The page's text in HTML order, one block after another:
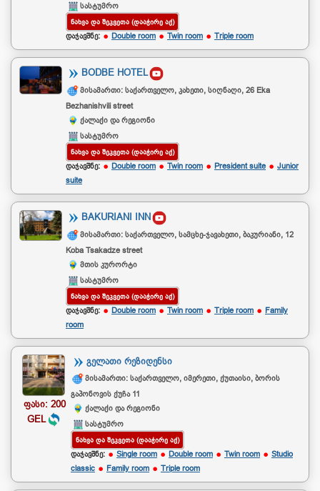
სასტუმრო
ᲜᲐᲮᲕᲐ ᲓᲐ ᲨᲔᲙᲕᲔᲗᲐ (ᲓᲐᲐᲭᲘᲠᲔ ᲐᲥ)
დაჯავშნე: Double room Twin room Triple room
BODBE HOTEL
მისამართი: საქართველო, კახეთი, სიღნაღი, 26 Eka
Bezhanishvili street
ქალაქი და რეგიონი
სასტუმრო
ᲜᲐᲮᲕᲐ ᲓᲐ ᲨᲔᲙᲕᲔᲗᲐ (ᲓᲐᲐᲭᲘᲠᲔ ᲐᲥ)
დაჯავშნე: Double room Twin room President suite
Junior
suite
BAKURIANI INN
მისამართი: საქართველო, სამცხე-ჯავახეთი, ბაკურიანი, 12
Koba Tsakadze street
მთის კურორტი
სასტუმრო
ᲜᲐᲮᲕᲐ ᲓᲐ ᲨᲔᲙᲕᲔᲗᲐ (ᲓᲐᲐᲭᲘᲠᲔ ᲐᲥ)
დაჯავშნე: Double room Twin room Triple room
Family
room
ფასი: 200
GEL
ᲒᲔᲚᲐᲗᲘ ᲠᲔᲖᲘᲓᲔᲜᲡᲘ
მისამართი: საქართველო, იმერეთი, ქუთაისი, ბორის
გაპონოვის ქუჩა 11
ქალაქი და რეგიონი
სასტუმრო
ᲜᲐᲮᲕᲐ ᲓᲐ ᲨᲔᲙᲕᲔᲗᲐ (ᲓᲐᲐᲭᲘᲠᲔ ᲐᲥ)
დაჯავშნე: Single room Double room Twin room
Studio
classic
Family room Triple room